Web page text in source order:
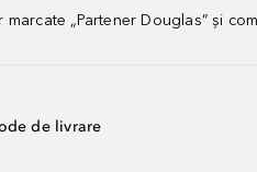
„Partener Douglas” și
de livrare